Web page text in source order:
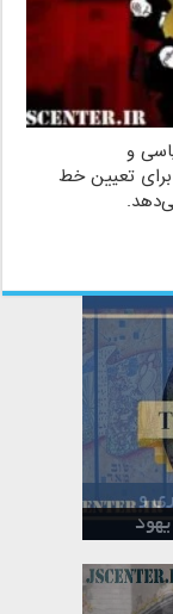
و
برای تعیین خط
و